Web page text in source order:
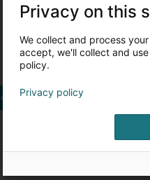
Privacy on this
We collect and process
accept, we'll collect and
policy.
Privacy policy